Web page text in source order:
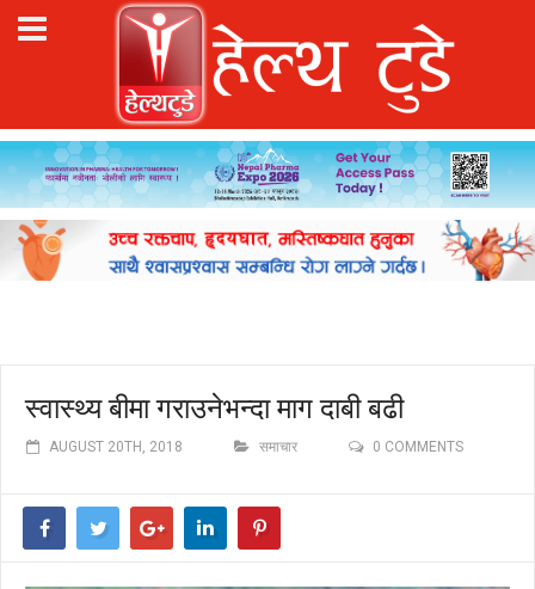
स्वास्थ्य बीमा गराउनेभन्दा माग दाबी बढी
AUGUST 20TH, 2018 समाचार 0 COMMENTS